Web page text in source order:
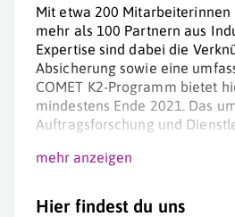
Mit etwa 200
mehr als 100 Partnern aus
Expertise sind dabei die
Absicherung sowie eine
COMET K2-Programm bietet
mindestens Ende 2021. Das
Auftragsforschung und
mehr anzeigen
Hier findest du uns